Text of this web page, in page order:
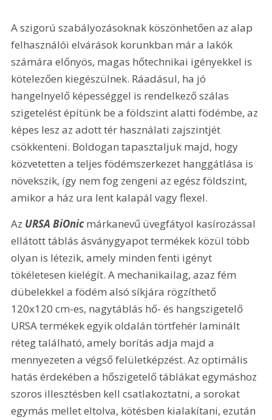
A szigorú szabályozásoknak köszönhetően az alap
felhasználói elvárások korunkban már a lakók
számára előnyös, magas hőtechnikai igényekkel is
kötelezően kiegészülnek. Ráadásul, ha jó
hangelnyelő képességgel is rendelkező szálas
szigetelést építünk be a földszint alatti födémbe, az
képes lesz az adott tér használati zajszintjét
csökkenteni. Boldogan tapasztaljuk majd, hogy
közvetetten a teljes födémszerkezet hanggátlása is
növekszik, így nem fog zengeni az egész földszint,
amikor a ház ura lent kalapál vagy flexel.
Az URSA BiOnic márkanevű üvegfátyol kasírozással
ellátott táblás ásványgyapot termékek közül több
olyan is létezik, amely minden fenti igényt
tökéletesen kielégít. A mechanikailag, azaz fém
dübelekkel a födém alsó síkjára rögzíthető
120x120 cm-es, nagytáblás hő- és hangszigetelő
URSA termékek egyik oldalán törtfehér laminált
réteg található, amely borítás adja majd a
mennyezeten a végső felületképzést. Az optimális
hatás érdekében a hőszigetelő táblákat egymáshoz
szoros illesztésben kell csatlakoztatni, a sorokat
egymás mellet eltolva, kötésben kialakítani, ezután